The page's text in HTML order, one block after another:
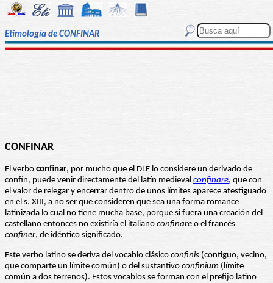
Etimología de CONFINAR
CONFINAR
El verbo confinar, por mucho que el DLE lo considere un derivado de
confín, puede venir directamente del latín medieval confināre, que con
el valor de relegar y encerrar dentro de unos límites aparece atestiguado
en el s. XIII, a no ser que consideren que sea una forma romance
latinizada lo cual no tiene mucha base, porque si fuera una creación del
castellano entonces no existiría el italiano confinare o el francés
confiner, de idéntico significado.
Este verbo latino se deriva del vocablo clásico confinis (contiguo, vecino,
que comparte un límite común) o del sustantivo confinium (límite
común a dos terrenos). Estos vocablos se forman con el prefijo latino